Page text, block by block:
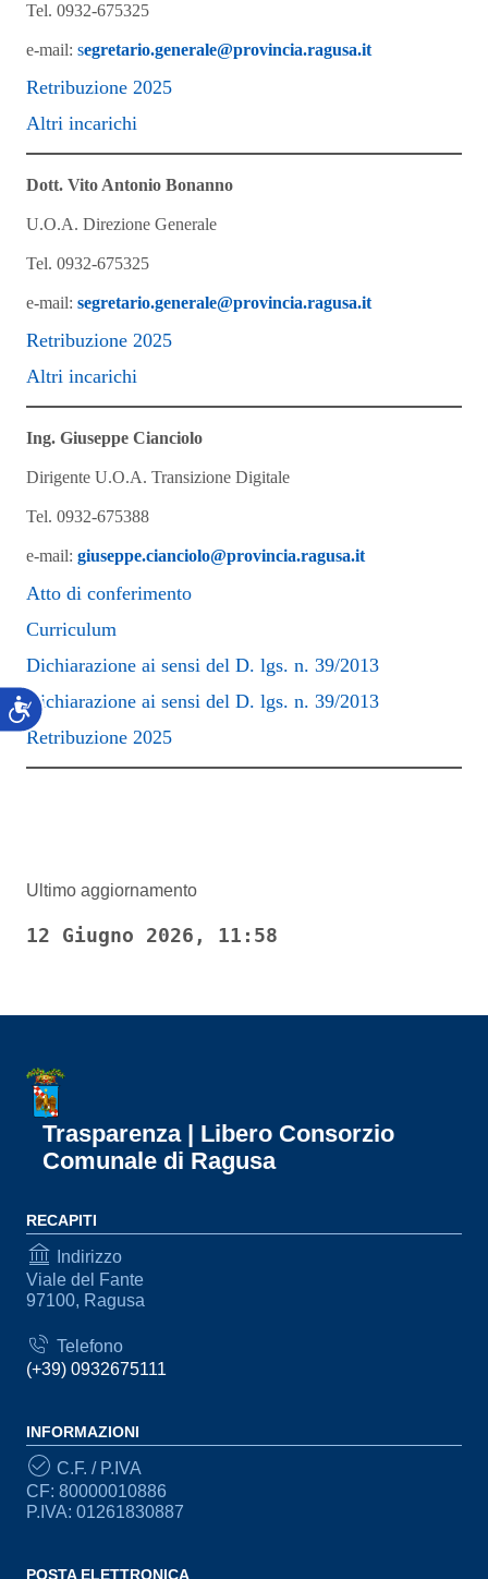
Accessibilità
Tel. 0932-675325
e-mail: segretario.generale@provincia.ragusa.it
Retribuzione 2025
Altri incarichi
Dott. Vito Antonio Bonanno
U.O.A. Direzione Generale
Tel. 0932-675325
e-mail: segretario.generale@provincia.ragusa.it
Retribuzione 2025
Altri incarichi
Ing. Giuseppe Cianciolo
Dirigente U.O.A. Transizione Digitale
Tel. 0932-675388
e-mail: giuseppe.cianciolo@provincia.ragusa.it
Atto di conferimento
Curriculum
Dichiarazione ai sensi del D. lgs. n. 39/2013
Dichiarazione ai sensi del D. lgs. n. 39/2013
Retribuzione 2025
Ultimo aggiornamento
12 Giugno 2026, 11:58
Trasparenza | Libero Consorzio
Comunale di Ragusa
RECAPITI
Indirizzo
Viale del Fante
97100, Ragusa
Telefono
(+39) 0932675111
INFORMAZIONI
C.F. / P.IVA
CF: 80000010886
P.IVA: 01261830887
POSTA ELETTRONICA